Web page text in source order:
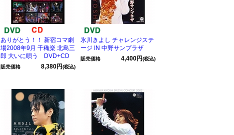
ありがとう！！ 新宿コマ劇
場2008年9月 千穐楽 北島三
郎 大いに唄う DVD+CD
販売価格 8,380円(税込)
氷川きよし チャレンジステ
ージ IN 中野サンプラザ
販売価格 4,400円(税込)